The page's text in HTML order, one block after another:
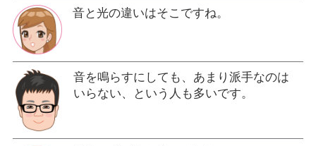
音と光の違いはそこですね。
音を鳴らすにしても、あまり派手なのは
いらない、という人も多いです。